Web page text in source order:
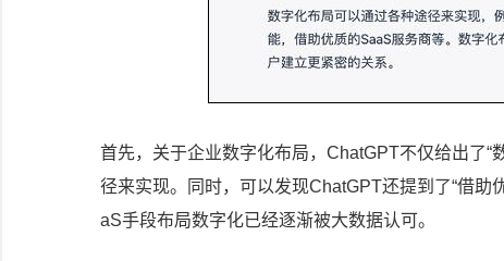
首先，关于企业数字化布局，ChatGPT不仅给出了
径来实现。同时，可以发现ChatGPT还提到了“借
aS手段布局数字化已经逐渐被大数据认可。